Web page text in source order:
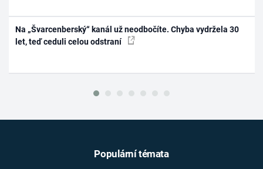
Na „Švarcenberský“ kanál už neodbočíte. Chyba vydržela 30
let, teď ceduli celou odstraní
Populární témata